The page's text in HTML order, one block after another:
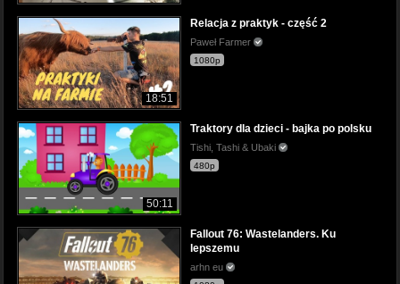
18:51
Relacja z praktyk - część 2
Paweł Farmer
1080p
50:11
Traktory dla dzieci - bajka po polsku
Tishi, Tashi & Ubaki
480p
Fallout 76: Wastelanders. Ku
lepszemu
arhn eu